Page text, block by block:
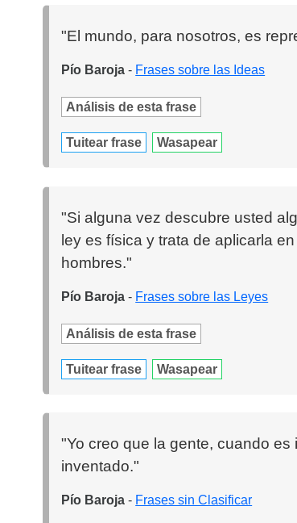
"El mundo, para nosotros, es
Pío Baroja - Frases sobre las Ideas
Análisis de esta frase
Tuitear frase Wasapear
"Si alguna vez descubre usted
ley es física y trata de aplicarla
hombres."
Pío Baroja - Frases sobre las Leyes
Análisis de esta frase
Tuitear frase Wasapear
"Yo creo que la gente, cuando
inventado."
Pío Baroja - Frases sin Clasificar